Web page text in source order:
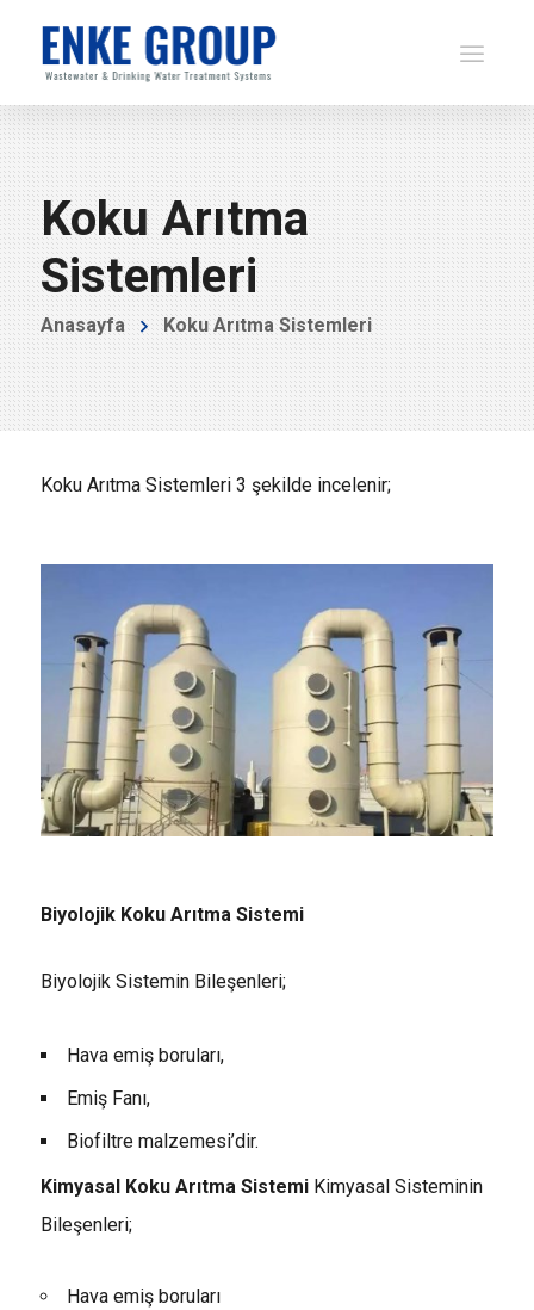
Koku Arıtma
Sistemleri
Anasayfa Koku Arıtma Sistemleri
Koku Arıtma Sistemleri 3 şekilde incelenir;
Biyolojik Koku Arıtma Sistemi
Biyolojik Sistemin Bileşenleri;
Hava emiş boruları,
Emiş Fanı,
Biofiltre malzemesi’dir.
Kimyasal Koku Arıtma Sistemi Kimyasal Sisteminin
Bileşenleri;
Hava emiş boruları